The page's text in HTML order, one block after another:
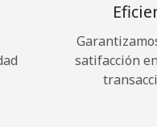
satifacción